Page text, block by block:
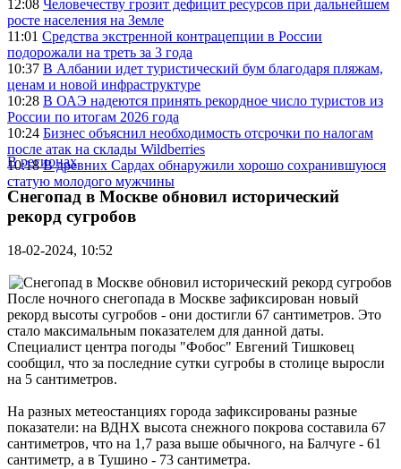
12:08 Человечеству грозит дефицит ресурсов при дальнейшем
росте населения на Земле
11:01 Средства экстренной контрацепции в России
подорожали на треть за 3 года
10:37 В Албании идет туристический бум благодаря пляжам,
ценам и новой инфраструктуре
10:28 В ОАЭ надеются принять рекордное число туристов из
России по итогам 2026 года
10:24 Бизнес объяснил необходимость отсрочки по налогам
после атак на склады Wildberries
10:18 В древних Сардах обнаружили хорошо сохранившуюся
статую молодого мужчины
В регионах
Снегопад в Москве обновил исторический
рекорд сугробов
18-02-2024, 10:52
После ночного снегопада в Москве зафиксирован новый
рекорд высоты сугробов - они достигли 67 сантиметров. Это
стало максимальным показателем для данной даты.
Специалист центра погоды "Фобос" Евгений Тишковец
сообщил, что за последние сутки сугробы в столице выросли
на 5 сантиметров.
На разных метеостанциях города зафиксированы разные
показатели: на ВДНХ высота снежного покрова составила 67
сантиметров, что на 1,7 раза выше обычного, на Балчуге - 61
сантиметр, а в Тушино - 73 сантиметра.